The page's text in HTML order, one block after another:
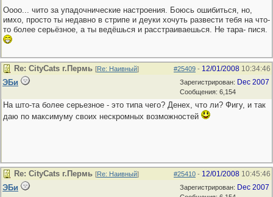
Оооо... чито за упадочнические настроения. Боюсь ошибиться, но,
имхо, просто ты недавно в стрипе и деуки хочуть развести тебя на что-
то более серьёзное, а ты ведёшься и расстраиваешься. Не тара- пися.
#25409 - 12/01/2008 10:34:46
Re: CityCats г.Пермь [Re: Наивный]
Зарегистрирован: Dec 2007
Сообщения: 6,154
ЭБи
На што-та более серьезное - это типа чего? Денех, что ли? Фигу, и так
даю по максимуму своих нескромных возможностей
#25410 - 12/01/2008 10:45:46
Re: CityCats г.Пермь [Re: Наивный]
Зарегистрирован: Dec 2007
ЭБи